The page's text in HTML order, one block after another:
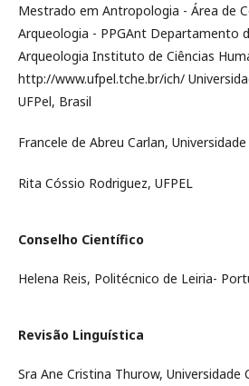
Mestrado em Antropologia - Área de
Arqueologia - PPGAnt Departamento
Arqueologia Instituto de Ciências
http://www.ufpel.tche.br/ich/
UFPel, Brasil
Francele de Abreu Carlan,
Rita Cóssio Rodriguez, UFPEL
Conselho Científico
Helena Reis, Politécnico de Leiria-
Revisão Linguística
Sra Ane Cristina Thurow, Universidade